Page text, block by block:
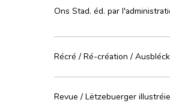
Ons Stad. éd. par
Récré / Ré-création /
Revue / Lëtzebuerger